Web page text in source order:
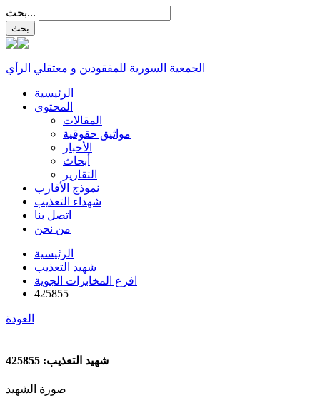
بحث...
الجمعية السورية للمفقودين و معتقلي الرأي
الرئيسية
المحتوى
المقالات
مواثيق حقوقية
الأخبار
أبحاث
التقارير
نموذج الأقارب
شهداء التعذيب
اتصل بنا
من نحن
الرئيسية
شهيد التعذيب
افرع المخابرات الجوية
425855
العودة
شهيد التعذيب: 425855
صورة الشهيد